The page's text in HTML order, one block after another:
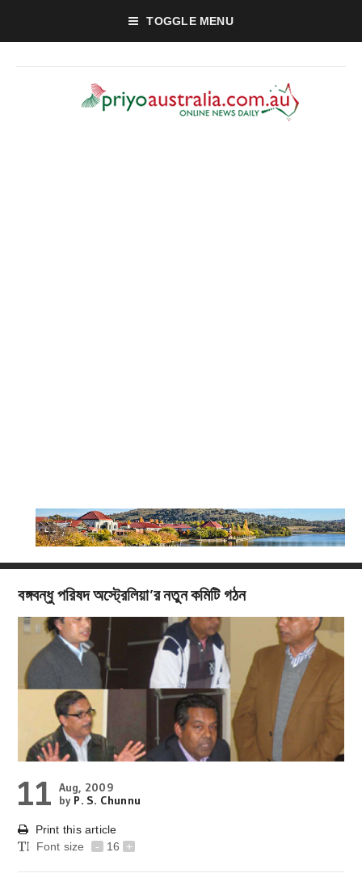
TOGGLE MENU
বঙ্গবন্ধু পরিষদ অস্ট্রেলিয়া’র নতুন কমিটি গঠন
11 Aug, 2009
by P. S. Chunnu
Print this article
Font size
- 16 +